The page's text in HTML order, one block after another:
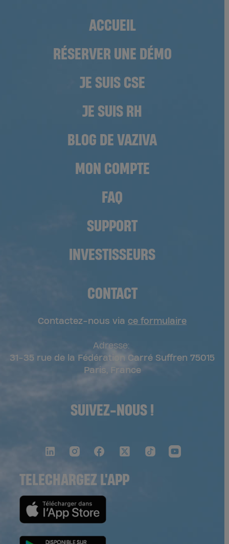
ACCUEIL
RÉSERVER UNE DÉMO
JE SUIS CSE
JE SUIS RH
BLOG DE VAZIVA
MON COMPTE
FAQ
SUPPORT
INVESTISSEURS
CONTACT
Contactez-nous via ce formulaire
Adresse:
31-35 rue de la Fédération Carré Suffren 75015
Paris, France
SUIVEZ-NOUS !
TELECHARGEZ L'APP